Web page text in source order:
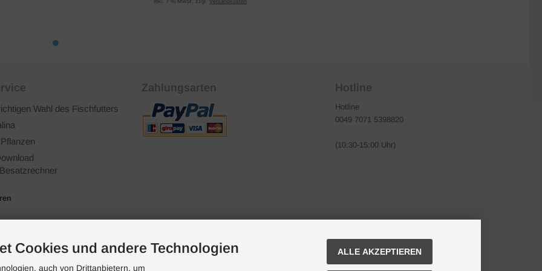
inkl. 7 % MwSt. zzgl. Versandkosten
Wahl des Fischfutters
Zahlungsarten Hotline
Hotline
0049 7071 5398820
(10:30-15:00 Uhr)
Cookies und andere Technologien
auch von Drittanbietern, um
ALLE AKZEPTIEREN